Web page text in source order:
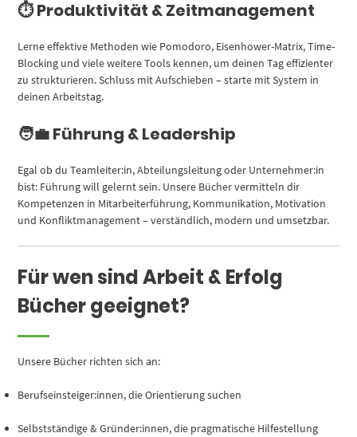
⏱️ Produktivität & Zeitmanagement
Lerne effektive Methoden wie Pomodoro, Eisenhower-Matrix, Time-
Blocking und viele weitere Tools kennen, um deinen Tag effizienter
zu strukturieren. Schluss mit Aufschieben – starte mit System in
deinen Arbeitstag.
🧑‍💼 Führung & Leadership
Egal ob du Teamleiter:in, Abteilungsleitung oder Unternehmer:in
bist: Führung will gelernt sein. Unsere Bücher vermitteln dir
Kompetenzen in Mitarbeiterführung, Kommunikation, Motivation
und Konfliktmanagement – verständlich, modern und umsetzbar.
Für wen sind Arbeit & Erfolg
Bücher geeignet?
Unsere Bücher richten sich an:
Berufseinsteiger:innen, die Orientierung suchen
Selbstständige & Gründer:innen, die pragmatische Hilfestellung